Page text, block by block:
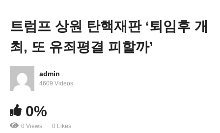
권번호 재사용’
트럼프 상원 탄핵재판 ‘퇴임후 개
최, 또 유죄평결 피할까’
admin
4609 Videos
0%
0 Views 0 Likes